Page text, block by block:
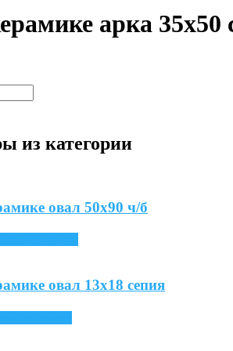
арка 35х50
из категории
овал 50х90 ч/б
овал 13х18 сепия